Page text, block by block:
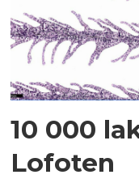
10 000
Lofoten